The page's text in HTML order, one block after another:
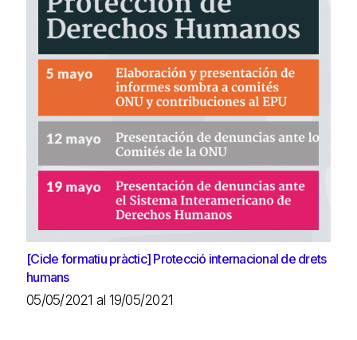
[Cicle formatiu pràctic] Protecció internacional de drets
humans
05/05/2021 al 19/05/2021